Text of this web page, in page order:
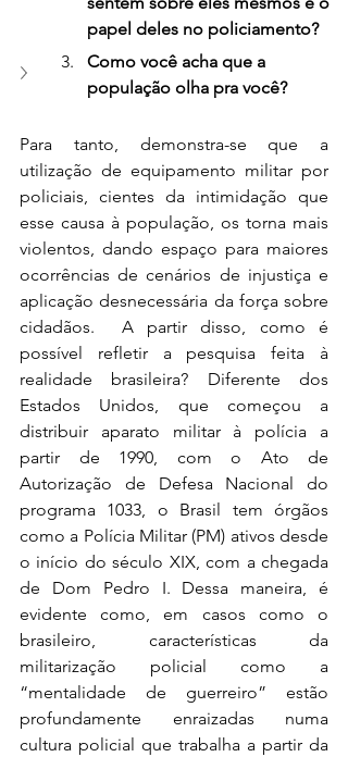
papel deles no policiamento?
Como você acha que a
população olha pra você?
Para tanto, demonstra-se que a
utilização de equipamento militar por
policiais, cientes da intimidação que
esse causa à população, os torna mais
violentos, dando espaço para maiores
ocorrências de cenários de injustiça e
aplicação desnecessária da força sobre
cidadãos.  A partir disso, como é
possível refletir a pesquisa feita à
realidade brasileira? Diferente dos
Estados Unidos, que começou a
distribuir aparato militar à polícia a
partir de 1990, com o Ato de
Autorização de Defesa Nacional do
programa 1033, o Brasil tem órgãos
como a Polícia Militar (PM) ativos desde
o início do século XIX, com a chegada
de Dom Pedro I. Dessa maneira, é
evidente como, em casos como o
brasileiro, características da
militarização policial como a
“mentalidade de guerreiro” estão
profundamente enraizadas numa
cultura policial que trabalha a partir da